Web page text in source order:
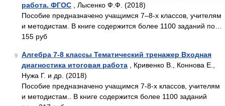
работа. ФГОС , Лысенко Ф.Ф. (2018)
Пособие предназначено учащимся 7–8-х классов, учителям
и методистам. В книге содержится более 1100 заданий по…
155 руб
9
Алгебра 7-8 классы Тематический тренажер Входная
диагностика итоговая работа , Кривенко В., Коннова Е.,
Нужа Г. и др. (2018)
Пособие предназначено учащимся 7-8-х классов, учителям
и методистам.. В книге содержится более 1100 заданий